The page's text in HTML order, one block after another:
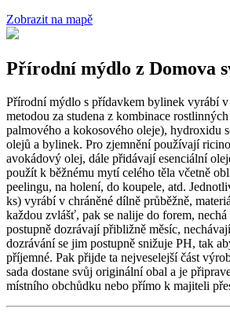
Zobrazit na mapě
Přírodní mýdlo z Domova
Přírodní mýdlo s přídavkem bylinek vyrábí v
metodou za studena z kombinace
palmového a kokosového oleje), hydroxidu
olejů a bylinek. Pro zjemnění používají
avokádový olej, dále přidávají esenciální
použít k běžnému mytí celého těla včetně
peelingu, na holení, do koupele, atd.
ks) vyrábí v chráněné dílně průběžně,
každou zvlášť, pak se nalije do forem,
postupně dozrávají přibližně měsíc,
dozrávání se jim postupně snižuje PH, tak
příjemné. Pak přijde ta nejveselejší část
sada dostane svůj originální obal a je
místního obchůdku nebo přímo k majiteli